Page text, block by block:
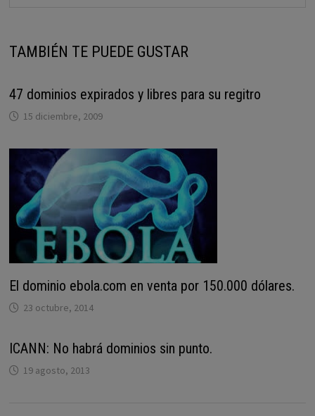
TAMBIÉN TE PUEDE GUSTAR
47 dominios expirados y libres para su regitro
15 diciembre, 2009
El dominio ebola.com en venta por 150.000 dólares.
23 octubre, 2014
ICANN: No habrá dominios sin punto.
19 agosto, 2013